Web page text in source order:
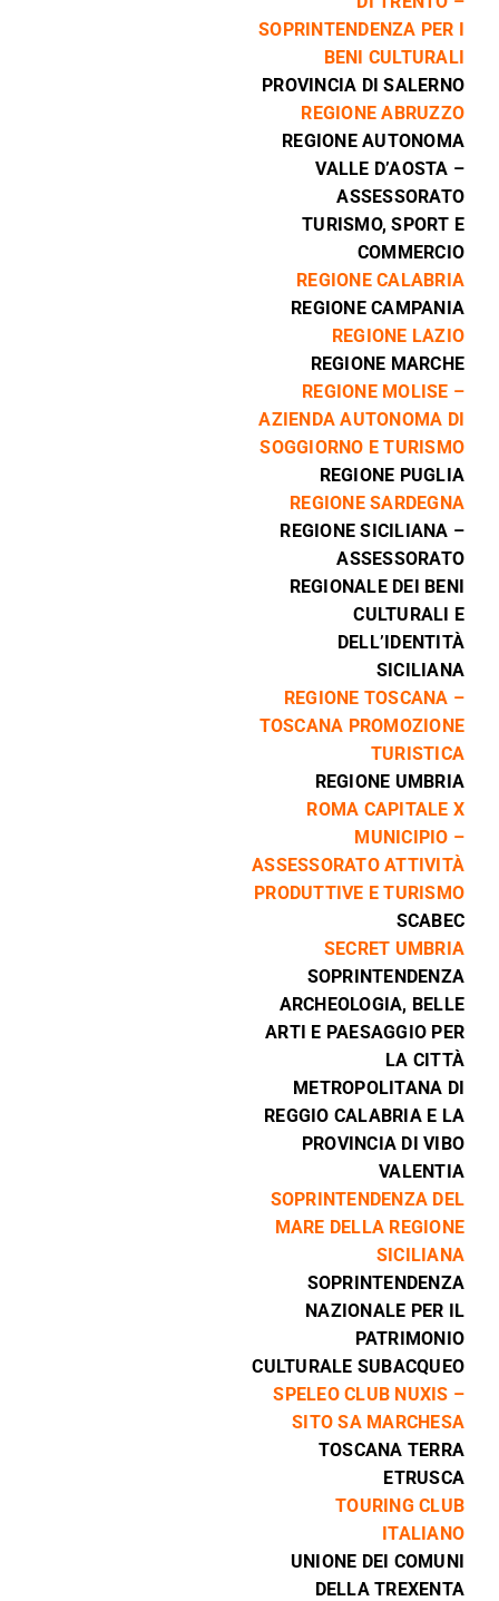
SOPRINTENDENZA PER I
BENI CULTURALI
PROVINCIA DI SALERNO
REGIONE ABRUZZO
REGIONE AUTONOMA
VALLE D’AOSTA –
ASSESSORATO
TURISMO, SPORT E
COMMERCIO
REGIONE CALABRIA
REGIONE CAMPANIA
REGIONE LAZIO
REGIONE MARCHE
REGIONE MOLISE –
AZIENDA AUTONOMA DI
SOGGIORNO E TURISMO
REGIONE PUGLIA
REGIONE SARDEGNA
REGIONE SICILIANA –
ASSESSORATO
REGIONALE DEI BENI
CULTURALI E
DELL’IDENTITÀ
SICILIANA
REGIONE TOSCANA –
TOSCANA PROMOZIONE
TURISTICA
REGIONE UMBRIA
ROMA CAPITALE X
MUNICIPIO –
ASSESSORATO ATTIVITÀ
PRODUTTIVE E TURISMO
SCABEC
SECRET UMBRIA
SOPRINTENDENZA
ARCHEOLOGIA, BELLE
ARTI E PAESAGGIO PER
LA CITTÀ
METROPOLITANA DI
REGGIO CALABRIA E LA
PROVINCIA DI VIBO
VALENTIA
SOPRINTENDENZA DEL
MARE DELLA REGIONE
SICILIANA
SOPRINTENDENZA
NAZIONALE PER IL
PATRIMONIO
CULTURALE SUBACQUEO
SPELEO CLUB NUXIS –
SITO SA MARCHESA
TOSCANA TERRA
ETRUSCA
TOURING CLUB
ITALIANO
UNIONE DEI COMUNI
DELLA TREXENTA